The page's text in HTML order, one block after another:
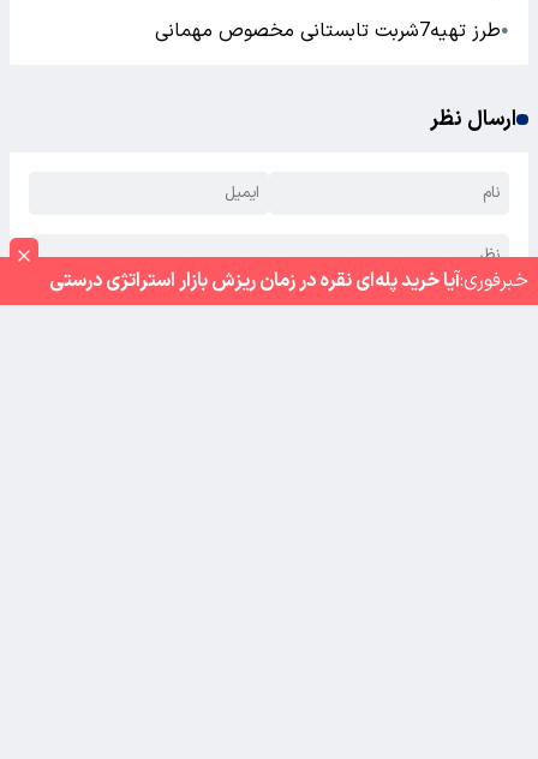
●طرز تهیه7شربت تابستانی مخصوص مهمانی
ارسال نظر
خبر‌فوری:آیا خرید پله‌ای نقره در زمان ریزش بازار استراتژی درستی
است؟